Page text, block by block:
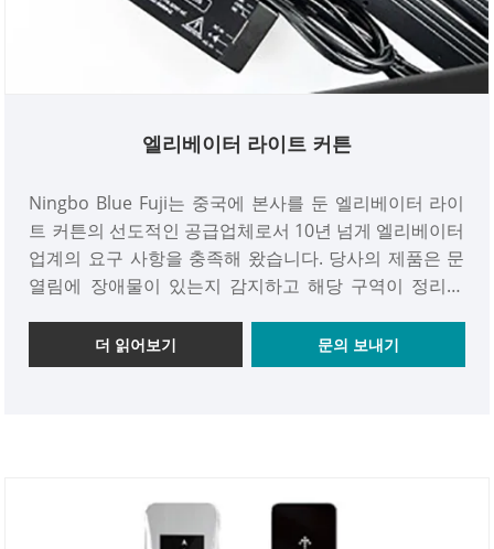
엘리베이터 라이트 커튼
Ningbo Blue Fuji는 중국에 본사를 둔 엘리베이터 라이
트 커튼의 선도적인 공급업체로서 10년 넘게 엘리베이터
업계의 요구 사항을 충족해 왔습니다. 당사의 제품은 문
열림에 장애물이 있는지 감지하고 해당 구역이 정리될
의 안전을 보장하는 데 중요한 역할을 합니다.
더 읽어보기 문의 보내기